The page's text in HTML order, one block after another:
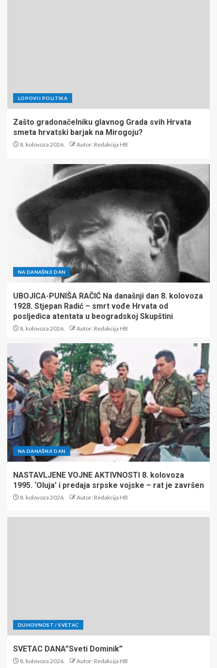
LOPOVI I POLITIKA
Zašto gradonačelniku glavnog Grada svih Hrvata
smeta hrvatski barjak na Mirogoju?
8. kolovoza 2026. Autor: Redakcija HB
NA DANAŠNJI DAN
UBOJICA-PUNIŠA RAČIĆ Na današnji dan 8. kolovoza
1928. Stjepan Radić – smrt vođe Hrvata od
posljedica atentata u beogradskoj Skupštini
8. kolovoza 2026. Autor: Redakcija HB
NA DANAŠNJI DAN
NASTAVLJENE VOJNE AKTIVNOSTI 8. kolovoza
1995. ‘Oluja’ i predaja srpske vojske – rat je završen
8. kolovoza 2026. Autor: Redakcija HB
DUHOVNOST / SVETAC
SVETAC DANA”Sveti Dominik”
8. kolovoza 2026. Autor: Redakcija HB